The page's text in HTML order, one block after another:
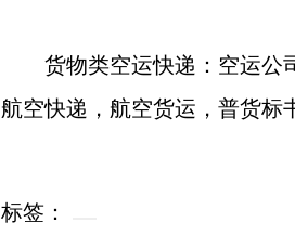
货物类空运快递：空运公
航空快递，航空货运，普货标
标签：